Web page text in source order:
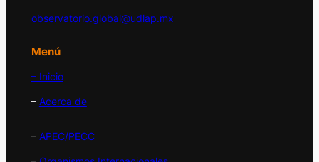
observatorio.global@udlap.mx
Menú
– Inicio
– Acerca de
– APEC/PECC